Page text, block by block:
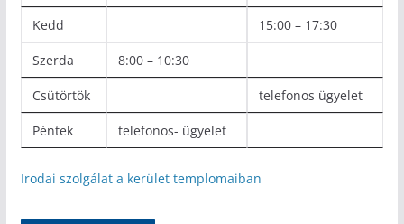
Kedd 15:00 – 17:30
Szerda 8:00 – 10:30
Csütörtök telefonos ügyelet
Péntek telefonos- ügyelet
Irodai szolgálat a kerület templomaiban